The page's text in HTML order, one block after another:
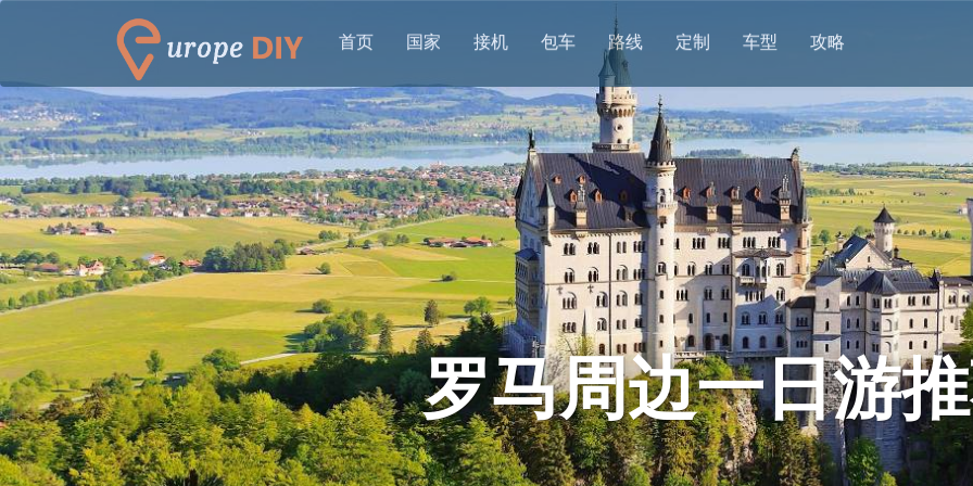
首页 国家 接机 包车 路线 定制 车型 攻略
罗马周边一日游